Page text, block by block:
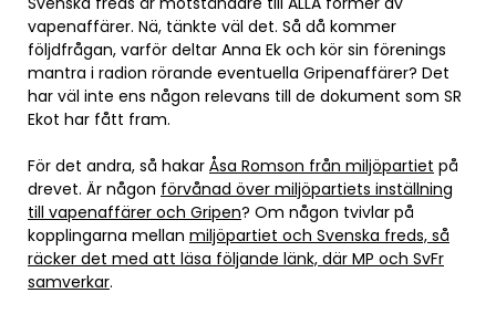
vapenaffärer. Nä, tänkte väl det. Så då kommer
följdfrågan, varför deltar Anna Ek och kör sin förenings
mantra i radion rörande eventuella Gripenaffärer? Det
har väl inte ens någon relevans till de dokument som SR
Ekot har fått fram.
För det andra, så hakar Åsa Romson från miljöpartiet på
drevet. Är någon förvånad över miljöpartiets inställning
till vapenaffärer och Gripen? Om någon tvivlar på
kopplingarna mellan miljöpartiet och Svenska freds, så
räcker det med att läsa följande länk, där MP och SvFr
samverkar.